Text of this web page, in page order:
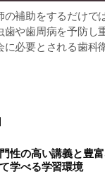
の補助をするだけで
や歯周病を予防し
に必要とされる歯科
性の高い講義と豊
学べる学習環境